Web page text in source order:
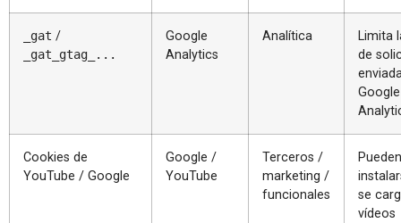
_gat /
_gat_gtag_...
Google
Analytics
Analítica
Limita
de
Google
Cookies de
YouTube / Google
Google /
YouTube
Terceros /
marketing /
funcionales
Pueden
se
vídeos